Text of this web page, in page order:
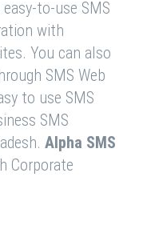
to-use SMS
with
You can also
SMS Web
to use SMS
SMS
Alpha SMS
Corporate